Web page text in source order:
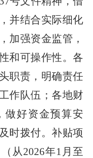
并结合实际细化
加强资金监管，
和可操作性。各
职责，明确责任
作队伍；各地财
做好资金预算安
时拨付。补贴项
从2026年1月至